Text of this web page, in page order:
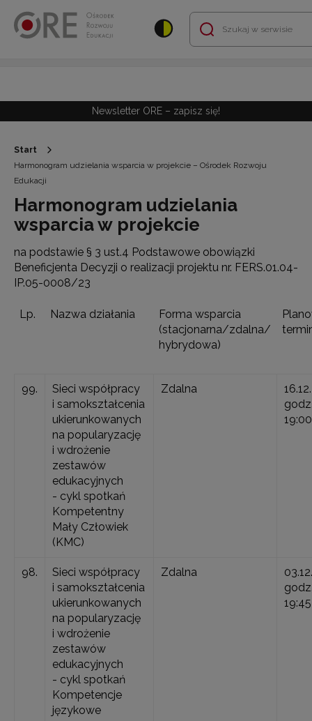
Newsletter ORE – zapisz się!
Start
Harmonogram udzielania wsparcia w projekcie – Ośrodek Rozwoju
Edukacji
Harmonogram udzielania
wsparcia w projekcie
na podstawie § 3 ust.4 Podstawowe obowiązki
Beneficjenta Decyzji o realizacji projektu nr. FERS.01.04-
IP.05-0008/23
Lp. Nazwa działania
Forma wsparcia
(stacjonarna/zdalna/
hybrydowa)
99.
Sieci współpracy
i samokształcenia
ukierunkowanych
na popularyzację
i wdrożenie
zestawów
edukacyjnych
- cykl spotkań
Kompetentny
Mały Człowiek
(KMC)
Zdalna
19:00
98.
Sieci współpracy
i samokształcenia
ukierunkowanych
na popularyzację
i wdrożenie
zestawów
edukacyjnych
- cykl spotkań
Kompetencje
językowe
Zdalna
19:45